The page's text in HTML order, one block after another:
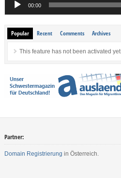
00:00
Popular Recent Comments Archives
This feature has not been activated yet.
Partner:
Domain Registrierung in Österreich.